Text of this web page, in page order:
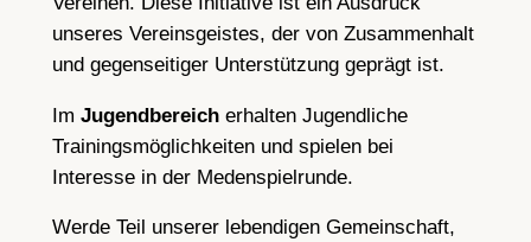
unseres Vereinsgeistes, der von Zusammenhalt
und gegenseitiger Unterstützung geprägt ist.
Im Jugendbereicherhalten Jugendliche
Trainingsmöglichkeiten und spielen bei
Interesse in der Medenspielrunde.
Werde Teil unserer lebendigen Gemeinschaft,